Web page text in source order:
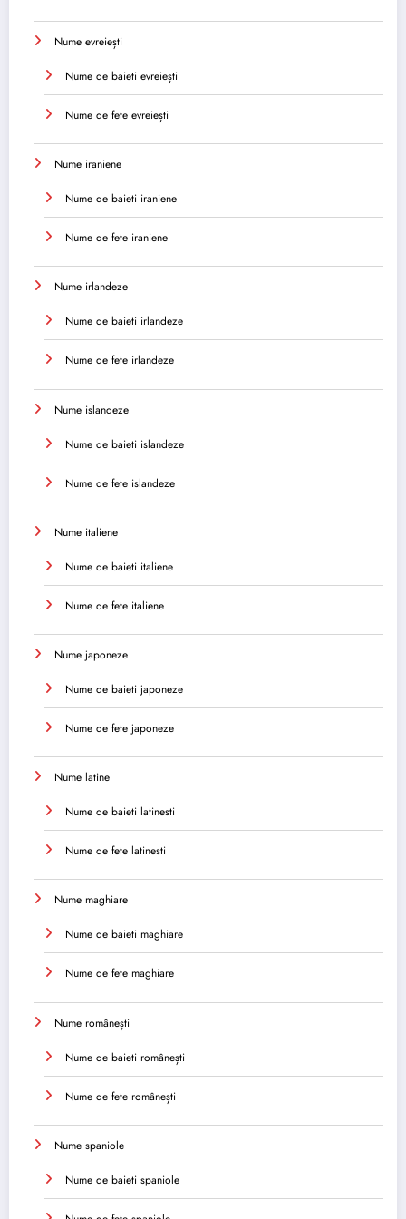
Nume evreiești
Nume de baieti evreiești
Nume de fete evreiești
Nume iraniene
Nume de baieti iraniene
Nume de fete iraniene
Nume irlandeze
Nume de baieti irlandeze
Nume de fete irlandeze
Nume islandeze
Nume de baieti islandeze
Nume de fete islandeze
Nume italiene
Nume de baieti italiene
Nume de fete italiene
Nume japoneze
Nume de baieti japoneze
Nume de fete japoneze
Nume latine
Nume de baieti latinesti
Nume de fete latinesti
Nume maghiare
Nume de baieti maghiare
Nume de fete maghiare
Nume românești
Nume de baieti românești
Nume de fete românești
Nume spaniole
Nume de baieti spaniole